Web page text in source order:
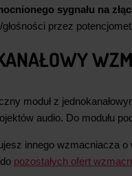
sygnału na
przez
moduł z
audio. Do modułu
innego wzmacniacza
pozostałych ofert